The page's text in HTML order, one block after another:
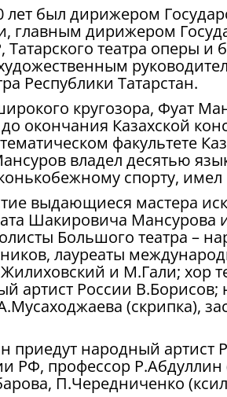
был дирижером
главным дирижером
Татарского театра оперы
Республики Татарстан.
кругозора, Фуат
окончания Казахской
факультете
владел десятью
спорту,
выдающиеся мастера
Шакировича Мансурова
Большого театра –
лауреаты
и М.Гали; хор
артист России В.Борисов;
(скрипка),
приедут народный артист
РФ, профессор Р.Абдуллин
П.Чередниченко